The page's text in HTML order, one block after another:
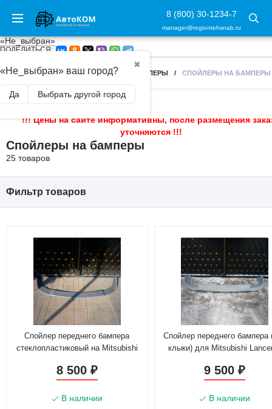
8 (800) 30-1234-7
manager@regiontehsnab.ru
«Не_выбран»
✖
«Не_выбран» ваш город?
Да Выбрать другой город
ПОДЕЛИТЬСЯ:
ГЛАВНАЯ / ВНЕШНИЙ ТЮНИНГ БАМПЕРЫ / СПОЙЛЕРЫ НА БАМПЕРЫ
!!! Цены на сайте информативны, после размещения
уточняются !!!
Спойлеры на бамперы
25 товаров
Фильтр товаров
Спойлер переднего бампера
стеклопластиковый на Mitsubishi
8 500 ₽
В наличии
Спойлер переднего бампера
клыки) для Mitsubishi
9 500₽
В наличии